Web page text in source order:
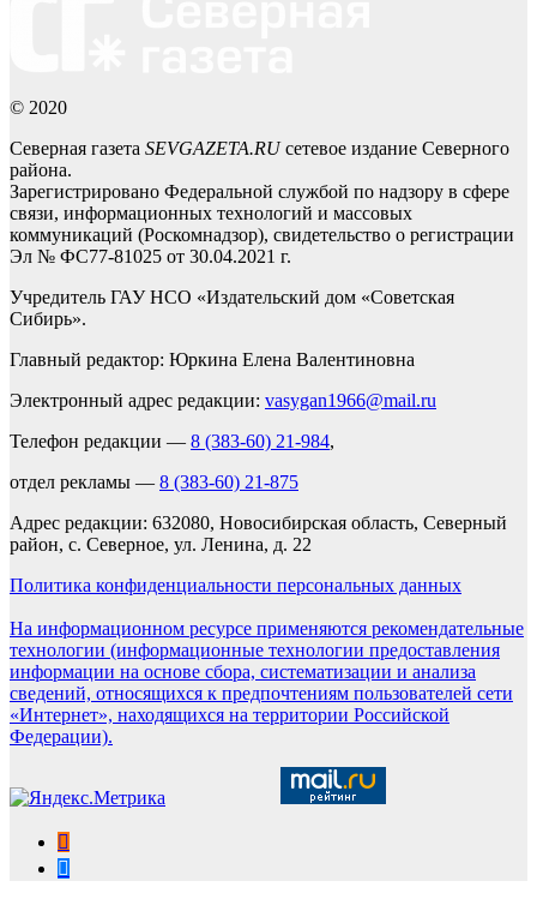
© 2020
Северная газета SEVGAZETA.RUсетевое издание Северного
района.
Зарегистрировано Федеральной службой по надзору в сфере
связи, информационных технологий и массовых
коммуникаций (Роскомнадзор), свидетельство о регистрации
Эл № ФС77-81025 от 30.04.2021 г.
Учредитель ГАУ НСО «Издательский дом «Советская
Сибирь».
Главный редактор: Юркина Елена Валентиновна
Электронный адрес редакции: vasygan1966@mail.ru
Телефон редакции — 8 (383-60) 21-984,
отдел рекламы — 8 (383-60) 21-875
Адрес редакции: 632080, Новосибирская область, Северный
район, с. Северное, ул. Ленина, д. 22
Политика конфиденциальности персональных данных
На информационном ресурсе применяются рекомендательные
технологии (информационные технологии предоставления
информации на основе сбора, систематизации и анализа
сведений, относящихся к предпочтениям пользователей сети
«Интернет», находящихся на территории Российской
Федерации).